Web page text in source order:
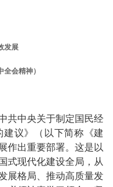
发展
全会精神）
中央关于制定国民经
议》（以下简称《建
作出重要部署。这是以
式现代化建设全局，从
展格局、推动高质量发